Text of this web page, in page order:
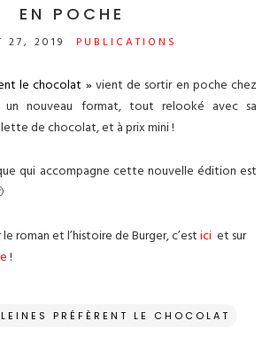
EN POCHE
27, 2019 PUBLICATIONS
le chocolat » vient de sortir en poche chez
un nouveau format, tout relooké avec sa
de chocolat, et à prix mini !
qui accompagne cette nouvelle édition est
roman et l’histoire de Burger, c’estici et sur
!
PRÉFÈRENT LE CHOCOLAT